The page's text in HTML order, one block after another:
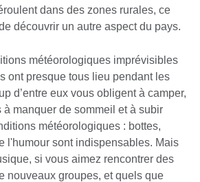
dans des zones rurales, ce
découvrir un autre aspect du pays.
météorologiques imprévisibles
ont presque tous lieu pendant les
d’entre eux vous obligent à camper,
manquer de sommeil et à subir
météorologiques : bottes,
l'humour sont indispensables. Mais
si vous aimez rencontrer des
nouveaux groupes, et quels que